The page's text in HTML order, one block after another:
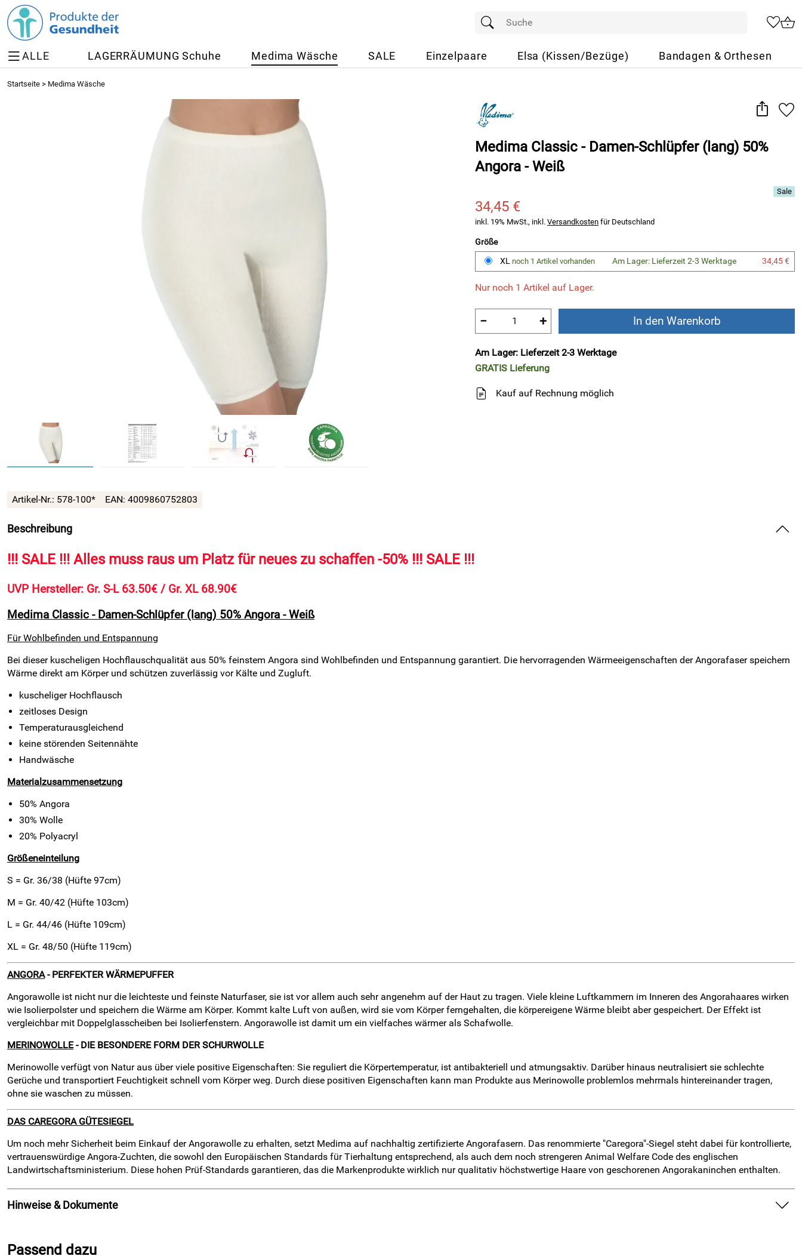
ALLE LAGERRÄUMUNG Schuhe Medima Wäsche SALE Einzelpaare Elsa (Kissen/Bezüge) Bandagen & Orthesen
Startseite > Medima Wäsche
Medima Classic - Damen-Schlüpfer (lang) 50%
Angora - Weiß
34,45 €
inkl. 19% MwSt., inkl. Versandkosten für Deutschland
Größe
XL noch 1 Artikel vorhanden Am Lager: Lieferzeit 2-3 Werktage 34,45 €
Nur noch 1 Artikel auf Lager.
− + In den Warenkorb
Am Lager: Lieferzeit 2-3 Werktage
GRATIS Lieferung
Kauf auf Rechnung möglich
Artikel-Nr.: 578-100* EAN: 4009860752803
Beschreibung
!!! SALE !!! Alles muss raus um Platz für neues zu schaffen -50% !!! SALE !!!
UVP Hersteller: Gr. S-L 63.50€ / Gr. XL 68.90€
Medima Classic - Damen-Schlüpfer (lang) 50% Angora - Weiß
Für Wohlbefinden und Entspannung
Bei dieser kuscheligen Hochflauschqualität aus 50% feinstem Angora sind Wohlbefinden und Entspannung garantiert. Die hervorragenden Wärmeeigenschaften der Angorafaser speichern
Wärme direkt am Körper und schützen zuverlässig vor Kälte und Zugluft.
kuscheliger Hochflausch
zeitloses Design
Temperaturausgleichend
keine störenden Seitennähte
Handwäsche
Materialzusammensetzung
50% Angora
30% Wolle
20% Polyacryl
Größeneinteilung
S = Gr. 36/38 (Hüfte 97cm)
M = Gr. 40/42 (Hüfte 103cm)
L = Gr. 44/46 (Hüfte 109cm)
XL = Gr. 48/50 (Hüfte 119cm)
ANGORA- PERFEKTER WÄRMEPUFFER
Angorawolle ist nicht nur die leichteste und feinste Naturfaser, sie ist vor allem auch sehr angenehm auf der Haut zu tragen. Viele kleine Luftkammern im Inneren des Angorahaares wirken
wie Isolierpolster und speichern die Wärme am Körper. Kommt kalte Luft von außen, wird sie vom Körper ferngehalten, die körpereigene Wärme bleibt aber gespeichert. Der Effekt ist
vergleichbar mit Doppelglasscheiben bei Isolierfenstern. Angorawolle ist damit um ein vielfaches wärmer als Schafwolle.
MERINOWOLLE- DIE BESONDERE FORM DER SCHURWOLLE
Merinowolle verfügt von Natur aus über viele positive Eigenschaften: Sie reguliert die Körpertemperatur, ist antibakteriell und atmungsaktiv. Darüber hinaus neutralisiert sie schlechte
Gerüche und transportiert Feuchtigkeit schnell vom Körper weg. Durch diese positiven Eigenschaften kann man Produkte aus Merinowolle problemlos mehrmals hintereinander tragen,
ohne sie waschen zu müssen.
DAS CAREGORA GÜTESIEGEL
Um noch mehr Sicherheit beim Einkauf der Angorawolle zu erhalten, setzt Medima auf nachhaltig zertifizierte Angorafasern. Das renommierte "Caregora"-Siegel steht dabei für kontrollierte,
vertrauenswürdige Angora-Zuchten, die sowohl den Europäischen Standards für Tierhaltung entsprechend, als auch dem noch strengeren Animal Welfare Code des englischen
Landwirtschaftsministerium. Diese hohen Prüf-Standards garantieren, das die Markenprodukte wirklich nur qualitativ höchstwertige Haare von geschorenen Angorakaninchen enthalten.
Hinweise & Dokumente
Passend dazu